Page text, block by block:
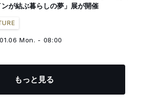
が結ぶ暮らしの夢」展が開催
Mon. - 08:00
もっと見る